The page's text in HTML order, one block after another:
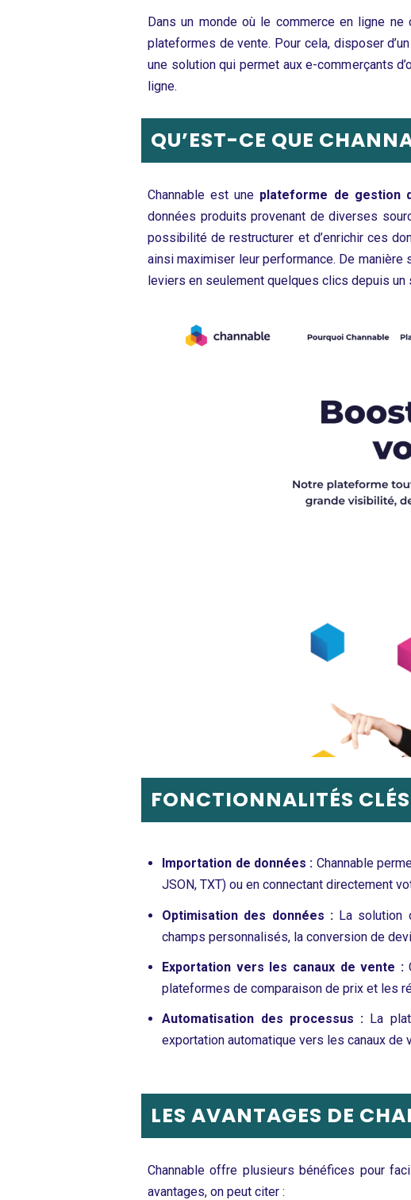
Dans un monde où le commerce en ligne
plateformes de vente. Pour cela, disposer
une solution qui permet aux e-commerçants
ligne.
QU’EST-CE QUE
Channable est une plateforme de gestion
données produits provenant de diverses
possibilité de restructurer et d’enrichir ces
ainsi maximiser leur performance. De
leviers en seulement quelques clics depuis un
FONCTIONNALITÉS
Importation de données : Channable
JSON, TXT) ou en connectant directement
Optimisation des données : La solution
champs personnalisés, la conversion de
Exportation vers les canaux de vente :
plateformes de comparaison de prix et les
Automatisation des processus : La
exportation automatique vers les canaux de
LES AVANTAGES DE
Channable offre plusieurs bénéfices pour
avantages, on peut citer :